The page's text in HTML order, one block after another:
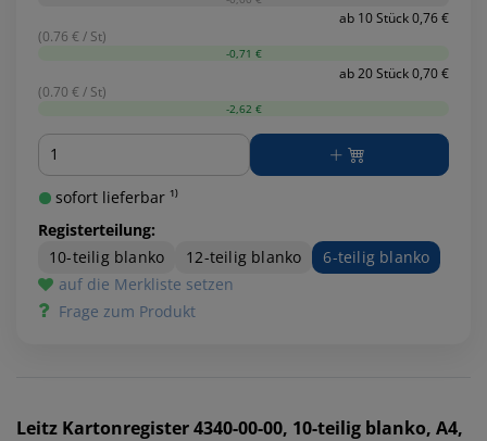
ab 10 Stück 0,76 €
(0.76 € / St)
-0,71 €
ab 20 Stück 0,70 €
(0.70 € / St)
-2,62 €
Menge
sofort lieferbar ¹⁾
Registerteilung:
10-teilig blanko
12-teilig blanko
6-teilig blanko
auf die Merkliste setzen
Frage zum Produkt
Leitz Kartonregister 4340-00-00, 10-teilig blanko, A4,